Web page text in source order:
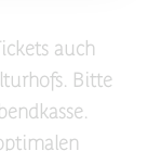
auch
Bitte